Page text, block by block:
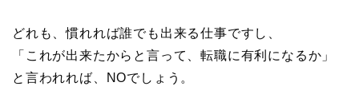
どれも、慣れれば誰でも出来る仕事ですし、
「これが出来たからと言って、転職に有利になるか」
と言われれば、NOでしょう。